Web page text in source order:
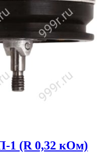
1 (R 0,32 кОм)